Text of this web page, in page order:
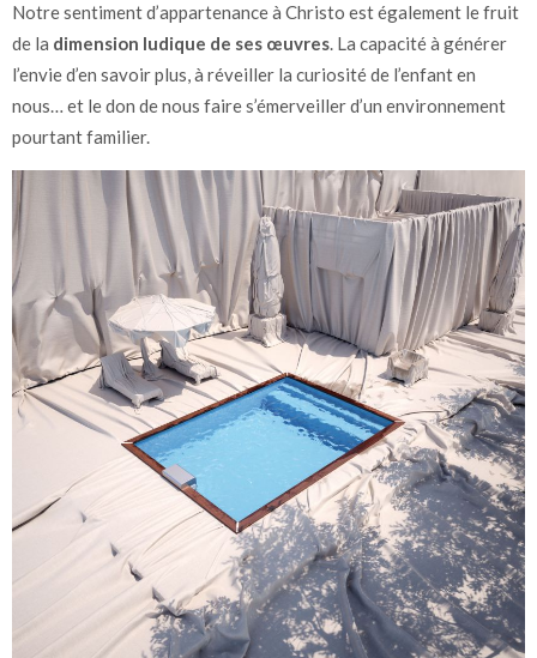
Notre sentiment d’appartenance à Christo est également le fruit
de la dimension ludique de ses œuvres. La capacité à générer
l’envie d’en savoir plus, à réveiller la curiosité de l’enfant en
nous… et le don de nous faire s’émerveiller d’un environnement
pourtant familier.